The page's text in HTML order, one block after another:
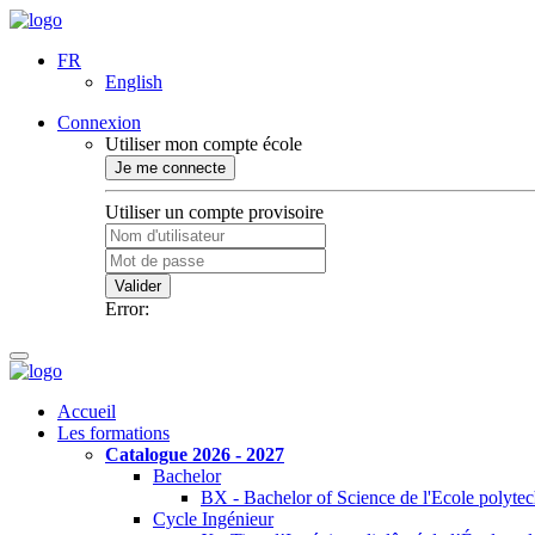
FR
English
Connexion
Utiliser mon compte école
Je me connecte
Utiliser un compte provisoire
Valider
Error:
Accueil
Les formations
Catalogue 2026 - 2027
Bachelor
BX - Bachelor of Science de l'Ecole
Cycle Ingénieur